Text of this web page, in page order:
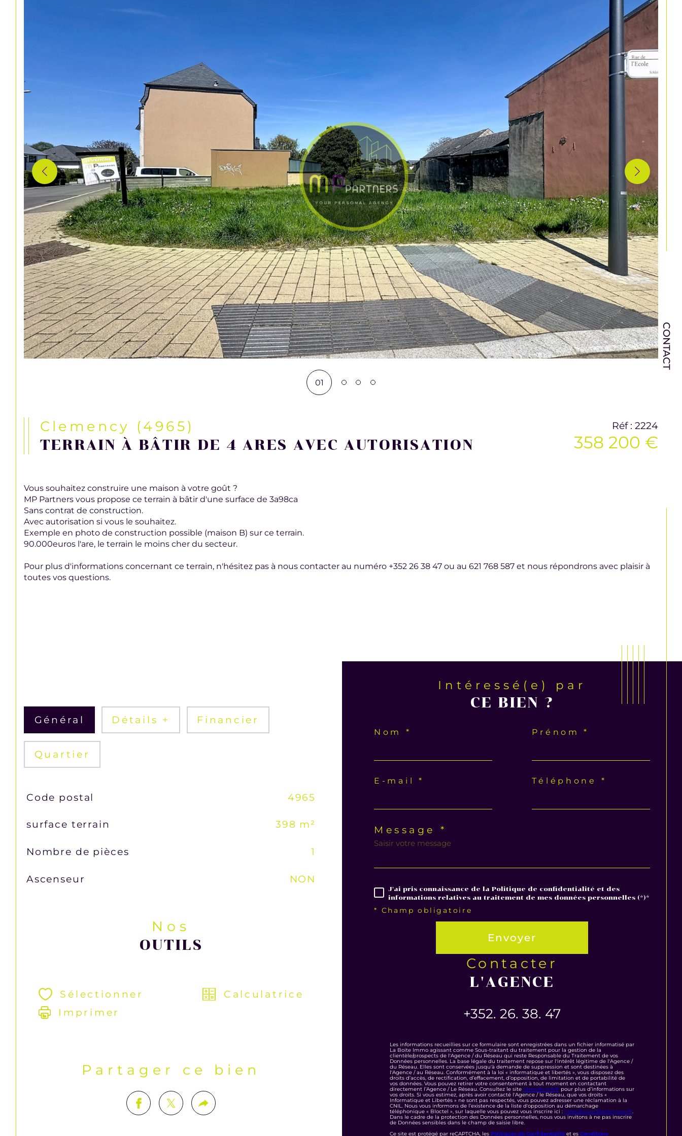
CONTACT
01
Clemency (4965)
TERRAIN À BÂTIR DE 4 ARES AVEC AUTORISATION
Réf : 2224
358 200 €
Vous souhaitez construire une maison à votre goût ?
MP Partners vous propose ce terrain à bâtir d'une surface de 3a98ca
Sans contrat de construction.
Avec autorisation si vous le souhaitez.
Exemple en photo de construction possible (maison B) sur ce terrain.
90.000euros l'are, le terrain le moins cher du secteur.
Pour plus d'informations concernant ce terrain, n'hésitez pas à nous contacter au numéro +352 26 38 47 ou au 621 768 587 et nous répondrons avec plaisir à
toutes vos questions.
Général Détails + Financier
Quartier
TRAD_SIROCCO_Caracteristique
Code postal 4965
surface terrain 398 m²
Nombre de pièces 1
Ascenseur NON
Nos
OUTILS
Sélectionner
Calculatrice
Imprimer
Partager ce bien
Intéressé(e) par
CE BIEN ?
Nom * Prénom *
E-mail * Téléphone *
Message *
J'ai pris connaissance de la Politique de confidentialité et des
informations relatives au traitement de mes données personnelles (*)*
* Champ obligatoire
Envoyer
contacter
L'AGENCE
+352. 26. 38. 47
Les informations recueillies sur ce formulaire sont enregistrées dans un fichier informatisé par
La Boite Immo agissant comme Sous-traitant du traitement pour la gestion de la
clientèle/prospects de l'Agence / du Réseau qui reste Responsable du Traitement de vos
Données personnelles. La base légale du traitement repose sur l'intérêt légitime de l'Agence /
du Réseau. Elles sont conservées jusqu'à demande de suppression et sont destinées à
l'Agence / au Réseau. Conformément à la loi « informatique et libertés », vous disposez des
droits d’accès, de rectification, d’effacement, d’opposition, de limitation et de portabilité de
vos données. Vous pouvez retirer votre consentement à tout moment en contactant
directement l’Agence / Le Réseau. Consultez le site https://cnil.fr/frpour plus d’informations sur
vos droits. Si vous estimez, après avoir contacté l'Agence / le Réseau, que vos droits «
Informatique et Libertés » ne sont pas respectés, vous pouvez adresser une réclamation à la
CNIL. Nous vous informons de l’existence de la liste d'opposition au démarchage
téléphonique « Bloctel », sur laquelle vous pouvez vous inscrire ici : https://www.bloctel.gouv.fr.
Dans le cadre de la protection des Données personnelles, nous vous invitons à ne pas inscrire
de Données sensibles dans le champ de saisie libre.
Ce site est protégé par reCAPTCHA, les Politiques de Confidentialitéet es Conditions